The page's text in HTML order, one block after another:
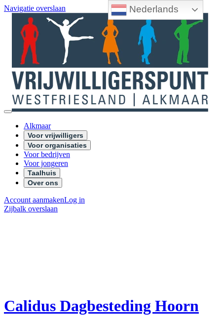
Nederlands
Navigatie overslaan
Alkmaar
Voor vrijwilligers
Voor organisaties
Voor bedrijven
Voor jongeren
Taalhuis
Over ons
Account aanmakenLog in
Zijbalk overslaan
Calidus Dagbesteding Hoorn